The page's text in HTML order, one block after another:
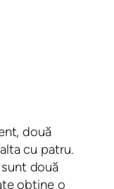
două
cu patru.
două
obține o